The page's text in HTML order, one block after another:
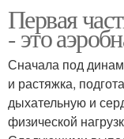
Первая
- это
Сначала под
и растяжка,
дыхательную и
физической